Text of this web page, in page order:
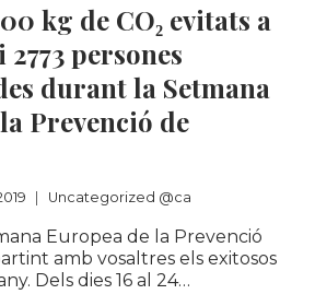
kg de CO₂ evitats a
persones
durant la Setmana
Prevenció de
Uncategorized @ca
Europea de la Prevenció
amb vosaltres els exitosos
Dels dies 16 al 24…